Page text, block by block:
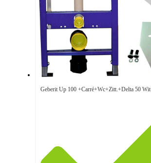
Geberit Up 100 +Carré+Wc+Zitt.+Delta 50 Wit